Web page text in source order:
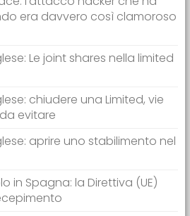
era davvero così clamoroso
Le joint shares nella limited
chiudere una Limited, vie
evitare
aprire uno stabilimento nel
in Spagna: la Direttiva (UE)